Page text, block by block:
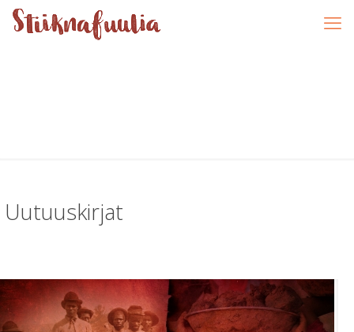
Uutuuskirjat